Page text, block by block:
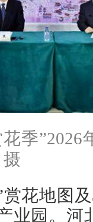
季
花地图
业园。河